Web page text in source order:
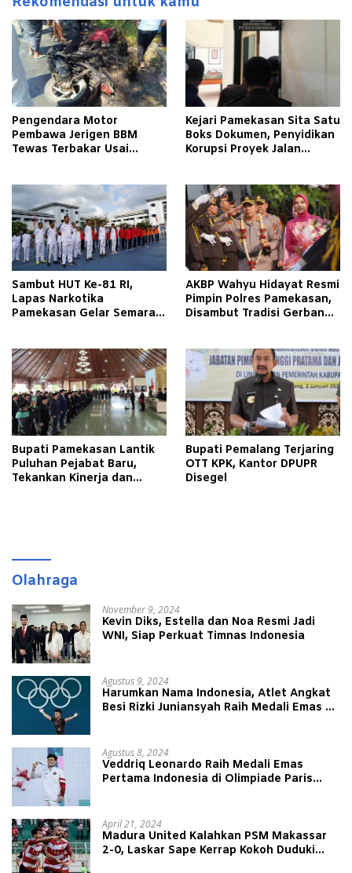
Pengendara Motor
Pembawa Jerigen BBM
Tewas Terbakar Usai
Pamekasan
Kejari Pamekasan Sita Satu
Boks Dokumen, Penyidikan
Korupsi Proyek Jalan
Sambut HUT Ke-81 RI,
Lapas Narkotika
Pamekasan Gelar Semarak
AKBP Wahyu Hidayat Resmi
Pimpin Polres Pamekasan,
Disambut Tradisi Gerbang
Bupati Pamekasan Lantik
Puluhan Pejabat Baru,
Tekankan Kinerja dan
Bupati Pemalang Terjaring
OTT KPK, Kantor DPUPR
Disegel
Olahraga
November 9, 2024
Kevin Diks, Estella dan Noa Resmi Jadi
WNI, Siap Perkuat Timnas Indonesia
Agustus 9, 2024
Harumkan Nama Indonesia, Atlet Angkat
Besi Rizki Juniansyah Raih Medali Emas di
Agustus 8, 2024
Veddriq Leonardo Raih Medali Emas
Pertama Indonesia di Olimpiade Paris
April 21, 2024
Madura United Kalahkan PSM Makassar
2-0, Laskar Sape Kerrap Kokoh Duduki